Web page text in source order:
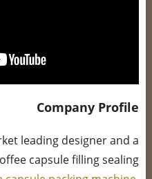
Company Profile
leading designer and a
capsule filling sealing